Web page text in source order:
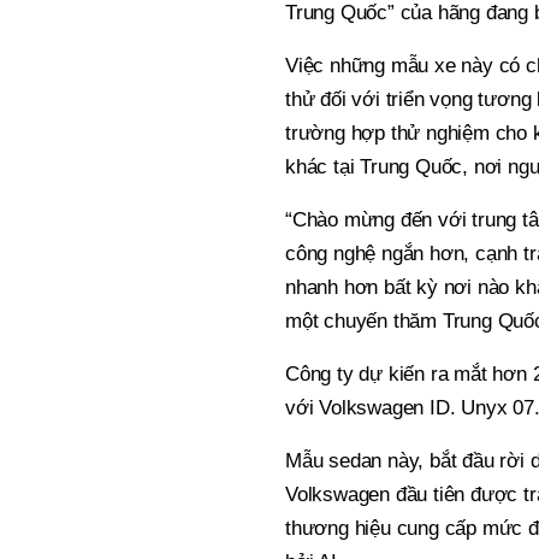
Trung Quốc” của hãng đang
Việc những mẫu xe này có
thử đối với triển vọng tương
trường hợp thử nghiệm cho
khác tại Trung Quốc, nơi
“Chào mừng đến với trung
công nghệ ngắn hơn, cạnh
nhanh hơn bất kỳ nơi nào
một chuyến thăm Trung
Công ty dự kiến ra mắt hơn
với Volkswagen ID. Unyx 07.
Mẫu sedan này, bắt đầu rời
Volkswagen đầu tiên được
thương hiệu cung cấp mức